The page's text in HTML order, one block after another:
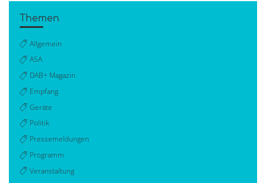
Themen
Allgemein
ASA
DAB+ Magazin
Empfang
Geräte
Politik
Pressemeldungen
Programm
Veranstaltung